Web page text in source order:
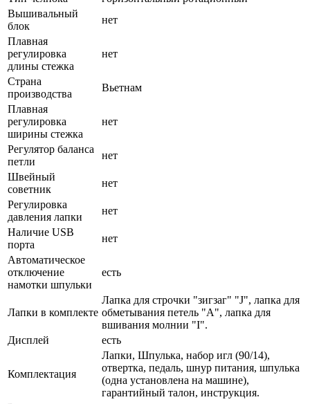
Вышивальный
блок
нет
Плавная
регулировка
длины стежка
нет
Страна
производства
Вьетнам
Плавная
регулировка
ширины стежка
нет
Регулятор баланса
петли
нет
Швейный
советник
нет
Регулировка
давления лапки
нет
Наличие USB
порта
нет
Автоматическое
отключение
намотки шпульки
есть
Лапки в комплекте
Лапка для строчки "зигзаг" "J", лапка для
обметывания петель "А", лапка для
вшивания молнии "I".
Дисплей
есть
Комплектация
Лапки, Шпулька, набор игл (90/14),
отвертка, педаль, шнур питания, шпулька
(одна установлена на машине),
гарантийный талон, инструкция.